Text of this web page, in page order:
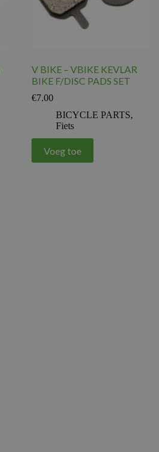
V BIKE – VBIKE KEVLAR
BIKE F/DISC PADS SET
€7.00
BICYCLE PARTS,
Fiets
Voeg toe